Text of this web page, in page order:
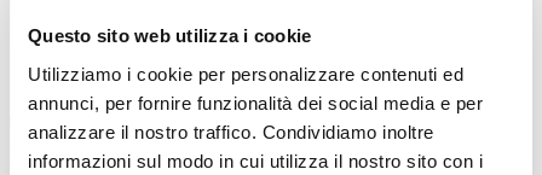
Questo sito web utilizza i cookie
Utilizziamo i cookie per personalizzare contenuti ed
annunci, per fornire funzionalità dei social media e per
analizzare il nostro traffico. Condividiamo inoltre
informazioni sul modo in cui utilizza il nostro sito con i